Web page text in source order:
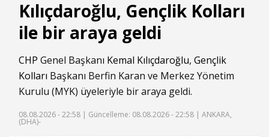
Kılıçdaroğlu, Gençlik Kolları
ile bir araya geldi
CHP Genel Başkanı Kemal Kılıçdaroğlu, Gençlik
Kolları Başkanı Berfin Karan ve Merkez Yönetim
Kurulu (MYK) üyeleriyle bir araya geldi.
08.08.2026 - 22:58 | Güncelleme: 08.08.2026 - 22:58 | ANKARA,
(DHA)-